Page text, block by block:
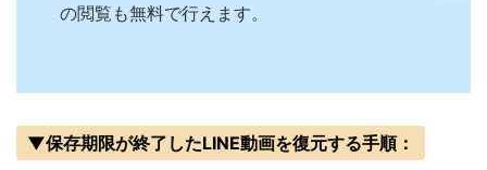
の閲覧も無料で行えます。
▼保存期限が終了したLINE動画を復元する手順：